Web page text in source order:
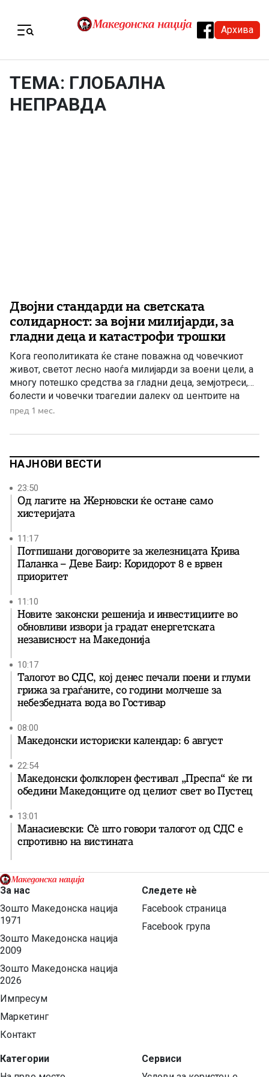
Архива
ТЕМА: ГЛОБАЛНА
НЕПРАВДА
Двојни стандарди на светската
солидарност: за војни милијарди, за
гладни деца и катастрофи трошки
Кога геополитиката ќе стане поважна од човечкиот
живот, светот лесно наоѓа милијарди за воени цели, а
многу потешко средства за гладни деца, земјотреси,
болести и човечки трагедии далеку од центрите на
моќта. Светот повторно е исправен пред едно болно
лесно наоѓа милијарди долари кога станува збор за
пред 1 мес.
НАЈНОВИ ВЕСТИ
23:50
Од лагите на Жерновски ќе остане само
хистеријата
11:17
Потпишани договорите за железницата Крива
Паланка – Деве Баир: Коридорот 8 е врвен
приоритет
11:10
Новите законски решенија и инвестициите во
обновливи извори ја градат енергетската
независност на Македонија
10:17
Талогот во СДС, кој денес печали поени и глуми
грижа за граѓаните, со години молчеше за
небезбедната вода во Гостивар
08:00
Македонски историски календар: 6 август
22:54
Македонски фолклорен фестивал „Преспа“ ќе ги
обедини Македонците од целиот свет во Пустец
13:01
Манасиевски: Сè што говори талогот од СДС е
спротивно на вистината
За нас
Зошто Македонска нација
1971
Зошто Македонска нација
2009
Зошто Македонска нација
2026
Импресум
Маркетинг
Контакт
Категории
Следете нѐ
Facebook страница
Facebook група
Сервиси